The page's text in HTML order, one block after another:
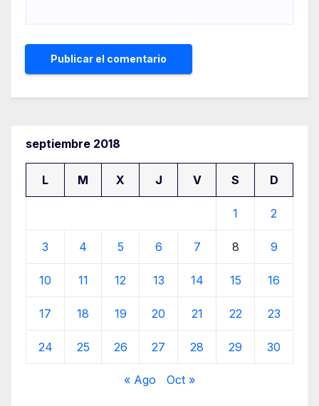
septiembre 2018
L M X J V S D
1 2
3 4 5 6 7 8 9
10 11 12 13 14 15 16
17 18 19 20 21 22 23
24 25 26 27 28 29 30
« Ago Oct »